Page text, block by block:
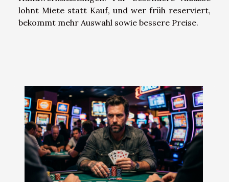
lohnt Miete statt Kauf, und wer früh reserviert,
bekommt mehr Auswahl sowie bessere Preise.